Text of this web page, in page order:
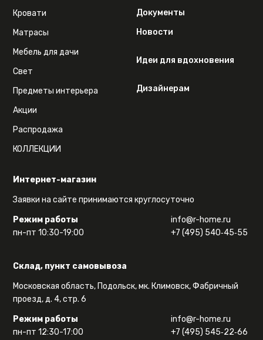
Интернет-магазин
Заявки на сайте принимаются круглосуточно
Режим работы
пн-пт 10:30-19:00
info@r-home.ru
+7 (495) 540‑45‑55
Склад, пункт самовывоза
Московская область, Подольск, мк. Климовск, Фабричный
проезд, д. 4, стр. 6
Режим работы
пн-пт 12:30-17:00
info@r-home.ru
+7 (495) 545‑22‑66
Кровати
Матрасы
Мебель для дачи
Свет
Предметы интерьера
Акции
Распродажа
КОЛЛЕКЦИИ
Документы
Новости
Идеи для вдохновения
Дизайнерам